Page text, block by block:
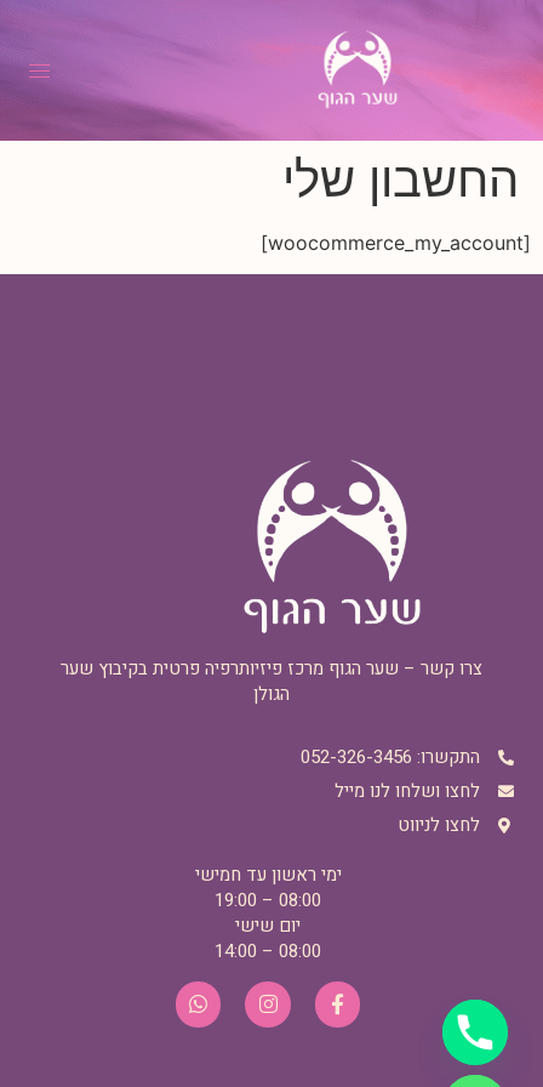
החשבון שלי
[woocommerce_my_account]
צרו קשר – שער הגוף מרכז פיזיותרפיה פרטית בקיבוץ שער
הגולן
התקשרו: 052-326-3456
לחצו ושלחו לנו מייל
לחצו לניווט
ימי ראשון עד חמישי
08:00 – 19:00
יום שישי
08:00 – 14:00